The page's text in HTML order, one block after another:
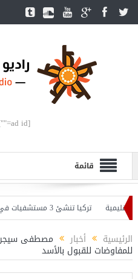
[ad id=""]
قائمة
تركيا تنشئ 3 مستشفيات في مناطق درع الفرات بسوريا
الرئيسية أخبار مصطفى
للمفاوضات للقبول بالأسد